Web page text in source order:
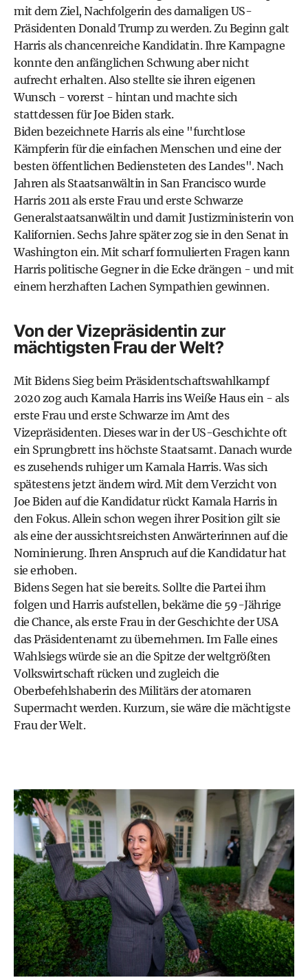
mit dem Ziel, Nachfolgerin des damaligen US-
Präsidenten Donald Trumpzu werden. Zu Beginn galt
Harris als chancenreiche Kandidatin. Ihre Kampagne
konnte den anfänglichen Schwung aber nicht
aufrecht erhalten. Also stellte sie ihren eigenen
Wunsch - vorerst - hintan und machte sich
stattdessen fürJoe Biden stark.
Biden bezeichnete Harris als eine "furchtlose
Kämpferin für die einfachen Menschen und eine der
besten öffentlichen Bediensteten des Landes". Nach
Jahren als Staatsanwältin in San Francisco wurde
Harris 2011 als erste Frau und erste Schwarze
Generalstaatsanwältin und damit Justizministerin von
Kalifornien. Sechs Jahre später zog sie in den Senat in
Washington ein. Mit scharf formulierten Fragen kann
Harris politische Gegner in die Ecke drängen - und mit
einem herzhaften Lachen Sympathien gewinnen.
Von der Vizepräsidentin zur
mächtigsten Frau der Welt?
Mit Bidens Sieg beim Präsidentschaftswahlkampf
2020 zog auch Kamala Harris ins Weiße Haus ein - als
erste Frau und erste Schwarze im Amt des
Vizepräsidenten. Dieses war in der US-Geschichte oft
ein Sprungbrett ins höchste Staatsamt. Danach wurde
es zusehends ruhiger um Kamala Harris. Was sich
spätestens jetzt ändern wird. Mit dem Verzicht von
Joe Biden auf die Kandidatur rückt Kamala Harris in
den Fokus. Allein schon wegen ihrer Position gilt sie
als eine der aussichtsreichsten Anwärterinnen auf die
Nominierung. Ihren Anspruch auf die Kandidatur hat
sie erhoben.
Bidens Segen hat sie bereits. Sollte die Partei ihm
folgen und Harris aufstellen, bekäme die 59-Jährige
die Chance, als erste Frau in der Geschichte der USA
das Präsidentenamt zu übernehmen. Im Falle eines
Wahlsiegs würde sie an die Spitze der weltgrößten
Volkswirtschaft rücken und zugleich die
Oberbefehlshaberin des Militärs der atomaren
Supermacht werden. Kurzum, sie wäre die mächtigste
Frau der Welt.